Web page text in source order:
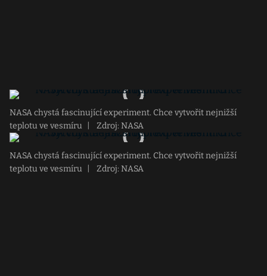
NASA chystá fascinující experiment. Chce vytvořit nejnižší
teplotu ve vesmíru
Zdroj: NASA
NASA chystá fascinující experiment. Chce vytvořit nejnižší
teplotu ve vesmíru
Zdroj: NASA